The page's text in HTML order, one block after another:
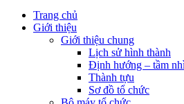
Trang chủ
Giới thiệu
Giới thiệu chung
Lịch sử hình thành
Định hướng – tầm
Thành tựu
Sơ đồ tổ chức